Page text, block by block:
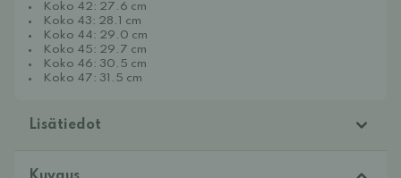
Koko 42: 27.6 cm
Koko 43: 28.1 cm
Koko 44: 29.0 cm
Koko 45: 29.7 cm
Koko 46: 30.5 cm
Koko 47: 31.5 cm
Lisätiedot